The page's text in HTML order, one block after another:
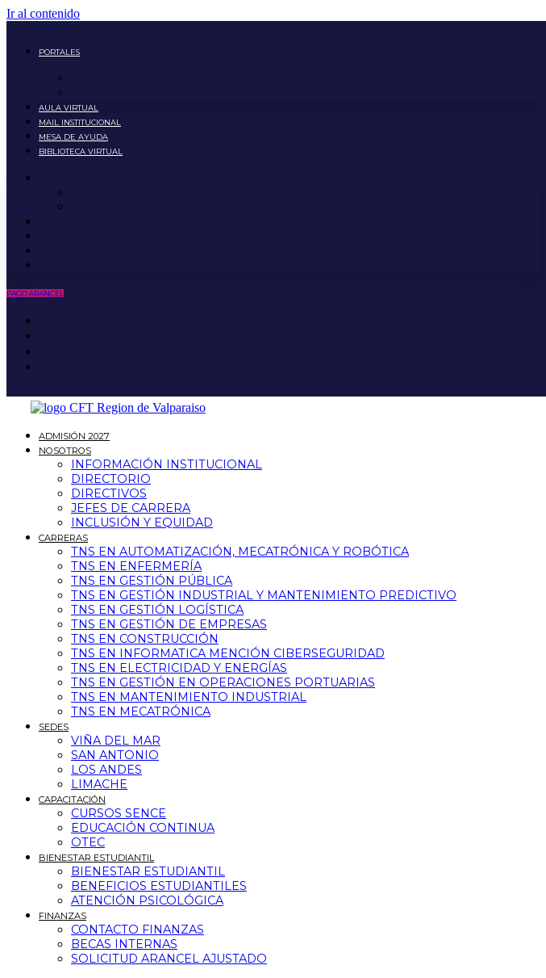
Ir al contenido
PORTALES
AULA VIRTUAL
MAIL INSTITUCIONAL
MESA DE AYUDA
BIBLIOTECA VIRTUAL
PAGO ARANCEL
ADMISIÓN 2027
NOSOTROS
INFORMACIÓN INSTITUCIONAL
DIRECTORIO
DIRECTIVOS
JEFES DE CARRERA
INCLUSIÓN Y EQUIDAD
CARRERAS
TNS EN AUTOMATIZACIÓN, MECATRÓNICA Y ROBÓTICA
TNS EN ENFERMERÍA
TNS EN GESTIÓN PÚBLICA
TNS EN GESTIÓN INDUSTRIAL Y MANTENIMIENTO PREDICTIVO
TNS EN GESTIÓN LOGÍSTICA
TNS EN GESTIÓN DE EMPRESAS
TNS EN CONSTRUCCIÓN
TNS EN INFORMATICA MENCIÓN CIBERSEGURIDAD
TNS EN ELECTRICIDAD Y ENERGÍAS
TNS EN GESTIÓN EN OPERACIONES PORTUARIAS
TNS EN MANTENIMIENTO INDUSTRIAL
TNS EN MECATRÓNICA
SEDES
VIÑA DEL MAR
SAN ANTONIO
LOS ANDES
LIMACHE
CAPACITACIÓN
CURSOS SENCE
EDUCACIÓN CONTINUA
OTEC
BIENESTAR ESTUDIANTIL
BIENESTAR ESTUDIANTIL
BENEFICIOS ESTUDIANTILES
ATENCIÓN PSICOLÓGICA
FINANZAS
CONTACTO FINANZAS
BECAS INTERNAS
SOLICITUD ARANCEL AJUSTADO